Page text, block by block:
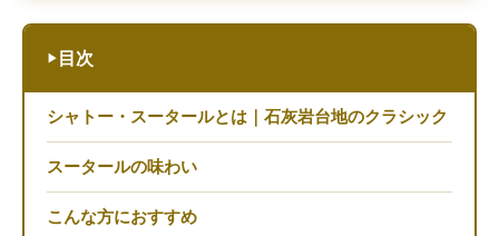
▶ 目次
シャトー・スータールとは｜石灰岩台地のクラシック
スータールの味わい
こんな方におすすめ